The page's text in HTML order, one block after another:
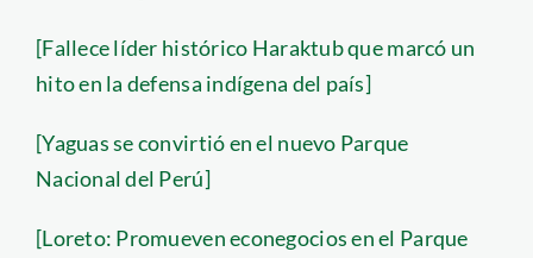
[Fallece líder histórico Haraktub que marcó un
hito en la defensa indígena del país]
[Yaguas se convirtió en el nuevo Parque
Nacional del Perú]
[Loreto: Promueven econegocios en el Parque